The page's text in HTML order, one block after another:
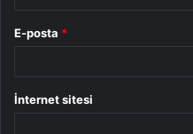
E-posta *
İnternet sitesi